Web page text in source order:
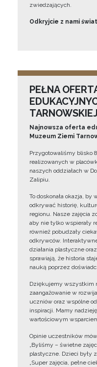
zwiedzających.
Odkryjcie z nami
PEŁNA
Najnowsza oferta
Muzeum Ziemi
Przygotowaliśmy blisko
realizowanych w
naszych oddziałach w
Zalipiu.
To doskonała okazja,
odkrywać historię,
regionu. Nasze zajęcia
aby nie tylko wspierały
również pobudzały
odkrywców.
działania plastyczne
sprawiają, że historia
nauką poprzez
Dziękujemy wszystkim
zaangażowanie w
uczniów oraz wspólne
inspiracji. Mamy
wartościowym
Opinie uczestników
„Byliśmy – świetne
plastyczne. Dzieci były
„Super zajęcia, pełne